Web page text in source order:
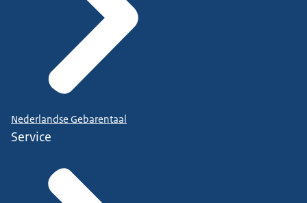
Nederlandse Gebarentaal
Service